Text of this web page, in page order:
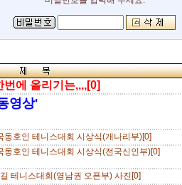
에 올리기는,,,,[0]
영상'
동호인 테니스대회 시상식(개나리부)[0]
동호인 테니스대회 시상식(전국신인부)[0]
테니스대회(영남권 오픈부) 사진[0]